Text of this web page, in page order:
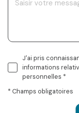
J'ai pris
informations
personnelles *
* Champs obligatoires